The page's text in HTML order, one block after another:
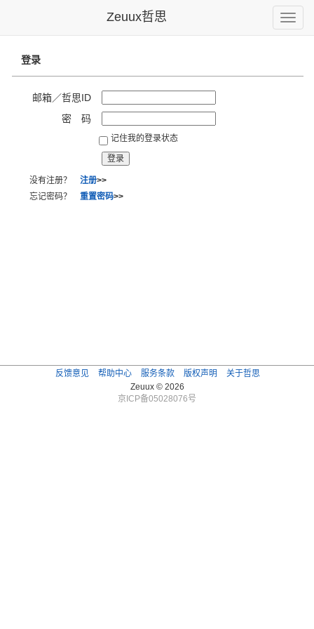
Toggle
Zeuux哲思
登录
邮箱／哲思ID
密 码
记住我的登录状态
没有注册？ 注册>>
忘记密码？ 重置密码>>
反馈意见 帮助中心 服务条款 版权声明
关于哲思
Zeuux © 2026
京ICP备05028076号